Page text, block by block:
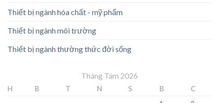
Thiết bị ngành hóa chất - mỹ phẩm
Thiết bị ngành môi trường
Thiết bị ngành thường thức đời sống
Tháng Tám 2026
H B T N S B
C